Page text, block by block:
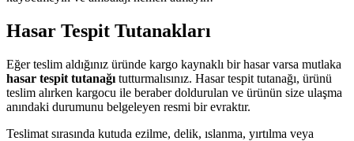
Hasar Tespit Tutanakları
Eğer teslim aldığınız üründe kargo kaynaklı bir hasar varsa mutlaka
hasar tespit tutanağı tutturmalısınız. Hasar tespit tutanağı, ürünü
teslim alırken kargocu ile beraber doldurulan ve ürünün size ulaşma
anındaki durumunu belgeleyen resmi bir evraktır.
Teslimat sırasında kutuda ezilme, delik, ıslanma, yırtılma veya